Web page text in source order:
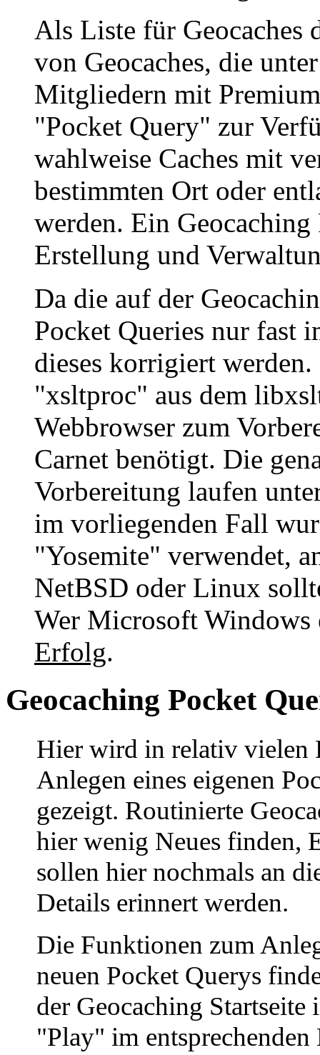
Als Liste für Geocaches
von Geocaches, die
Mitgliedern mit
"Pocket Query" zur
wahlweise Caches mit
bestimmten Ort oder
werden. Ein
Erstellung und
Da die auf der
Pocket Queries nur fast
dieses korrigiert
"xsltproc" aus dem
Webbrowser zum
Carnet benötigt. Die
Vorbereitung laufen
im vorliegenden Fall
"Yosemite" verwendet,
NetBSD oder Linux
Wer Microsoft Windows
Erfolg.
Geocaching Pocket
Hier wird in relativ vielen
Anlegen eines eigenen
gezeigt. Routinierte
hier wenig Neues finden,
sollen hier nochmals an
Details erinnert werden.
Die Funktionen zum
neuen Pocket Querys
der Geocaching Startseite
"Play" im